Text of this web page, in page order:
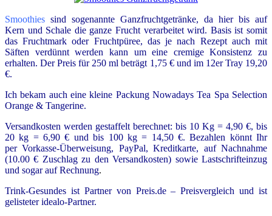
Smoothies sind sogenannte Ganzfruchtgetränke, da hier bis auf
Kern und Schale die ganze Frucht verarbeitet wird. Basis ist somit
das Fruchtmark oder Fruchtpüree, das je nach Rezept auch mit
Säften verdünnt werden kann um eine cremige Konsistenz zu
erhalten. Der Preis für 250 ml beträgt 1,75 € und im 12er Tray 19,20
€.
Ich bekam auch eine kleine Packung Nowadays Tea Spa Selection
Orange & Tangerine.
Versandkosten werden gestaffelt berechnet: bis 10 Kg = 4,90 €, bis
20 kg = 6,90 € und bis 100 kg = 14,50 €. Bezahlen könnt Ihr
per Vorkasse-Überweisung, PayPal, Kreditkarte, auf Nachnahme
(10.00 € Zuschlag zu den Versandkosten) sowie Lastschrifteinzug
und sogar auf Rechnung.
Trink-Gesundes ist Partner von Preis.de – Preisvergleich und ist
gelisteter idealo-Partner.